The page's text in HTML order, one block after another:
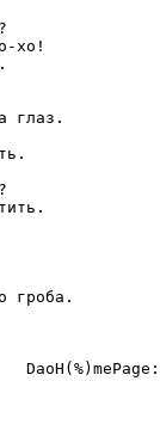
хо!
глаз.
гpоба.